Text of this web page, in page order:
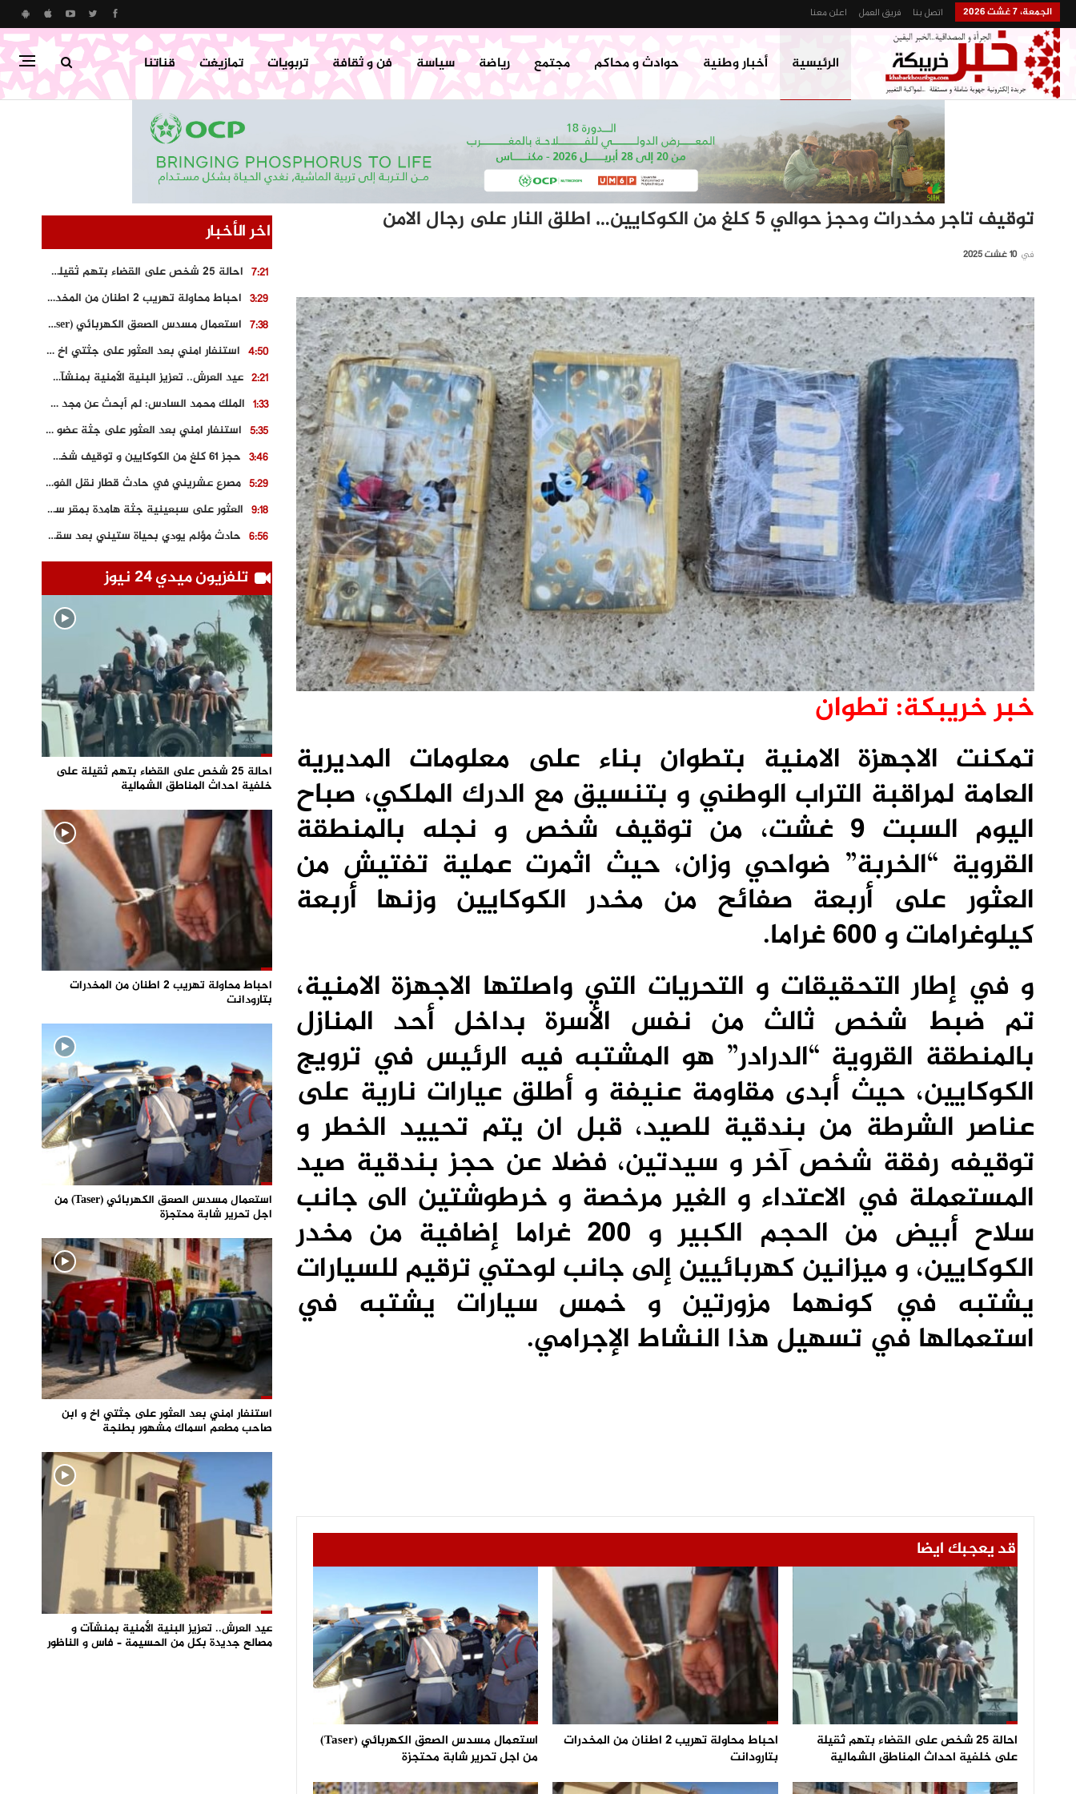
الجمعة، 7 غشت 2026 اتصل بنا فريق العمل اعلن معنا
الرئيسية أخبار وطنية حوادث و محاكم مجتمع رياضة سياسة فن و ثقافة تربويات تمازيغت قناتنا
توقيف تاجر مخدرات وحجز حوالي 5 كلغ من الكوكايين… اطلق النار على رجال الامن
في 10 غشت 2025
خبر خريبكة: تطوان
تمكنت الاجهزة الامنية بتطوان بناء على معلومات المديرية
العامة لمراقبة التراب الوطني و بتنسيق مع الدرك الملكي، صباح
اليوم السبت 9 غشت، من توقيف شخص و نجله بالمنطقة
القروية “الخربة” ضواحي وزان، حيث اثمرت عملية تفتيش من
العثور على أربعة صفائح من مخدر الكوكايين وزنها أربعة
كيلوغرامات و 600 غراما.
و في إطار التحقيقات و التحريات التي واصلتها الاجهزة الامنية،
تم ضبط شخص ثالث من نفس الأسرة بداخل أحد المنازل
بالمنطقة القروية “الدرادر” هو المشتبه فيه الرئيس في ترويج
الكوكايين، حيث أبدى مقاومة عنيفة و أطلق عيارات نارية على
عناصر الشرطة من بندقية للصيد، قبل ان يتم تحييد الخطر و
توقيفه رفقة شخص آخر و سيدتين، فضلا عن حجز بندقية صيد
المستعملة في الاعتداء و الغير مرخصة و خرطوشتين الى جانب
سلاح أبيض من الحجم الكبير و 200 غراما إضافية من مخدر
الكوكايين، و ميزانين كهربائيين إلى جانب لوحتي ترقيم للسيارات
يشتبه في كونهما مزورتين و خمس سيارات يشتبه في
استعمالها في تسهيل هذا النشاط الإجرامي.
قد يعجبك ايضا
احالة 25 شخص على القضاء بتهم ثقيلة
على خلفية احداث المناطق الشمالية
احباط محاولة تهريب 2 اطنان من المخدرات
بتارودانت
استعمال مسدس الصعق الكهربائي (Taser)
من اجل تحرير شابة محتجزة
اخر الأخبار
7:21
احالة 25 شخص على القضاء بتهم ثقيلة على خلفية احداث المناطق الشمالية
3:29
احباط محاولة تهريب 2 اطنان من المخدرات بتارودانت
7:38
استعمال مسدس الصعق الكهربائي (Taser) من اجل تحرير شابة محتجزة
4:50
استنفار امني بعد العثور على جثتي اخ و ابن صاحب مطعم اسماك مشهور بطنجة
2:21
عيد العرش.. تعزيز البنية الأمنية بمنشآت و مصالح جديدة بكل من الحسيمة – فاس و الناظور
1:33
الملك محمد السادس: لم أبحث عن مجد شخصي.. وهَمي كرامة المغاربة
5:35
استنفار امني بعد العثور على جثة عضو سابق في حزب المصباح بالقنيطرة..
3:46
حجز 61 كلغ من الكوكايين و توقيف شخصين بالكركرات
5:29
مصرع عشريني في حادث قطار نقل الفوسفاط..
9:18
العثور على سبعينية جثة هامدة بمقر سكناها بمراكش
6:56
حادث مؤلم يودي بحياة ستيني بعد سقوطه في فرن تقليدي “للجير”
3:02
مصرع شابة ثلاثينية إثر سقوط سيارتها من منحدر خطير بالجرف الأصفر
3:04
6:42
العثور على جثة سبعيني مدفونة بعد أسابيع من اختفائه الغامض
4:40
تلفزيون ميدي 24 نيوز
احالة 25 شخص على القضاء بتهم ثقيلة على
خلفية احداث المناطق الشمالية
احباط محاولة تهريب 2 اطنان من المخدرات
بتارودانت
استعمال مسدس الصعق الكهربائي (Taser) من
اجل تحرير شابة محتجزة
استنفار امني بعد العثور على جثتي اخ و ابن
صاحب مطعم اسماك مشهور بطنجة
عيد العرش.. تعزيز البنية الأمنية بمنشآت و
مصالح جديدة بكل من الحسيمة – فاس و الناظور